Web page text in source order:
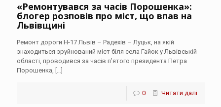
«Ремонтувався за часів Порошенка»:
блогер розповів про міст, що впав на
Львівщині
Ремонт дороги Н-17 Львів – Радехів – Луцьк, на якій
знаходиться зруйнований міст біля села Гайок у Львівській
області, проводився за часів п’ятого президента Петра
Порошенка, […]
0 Читати далі